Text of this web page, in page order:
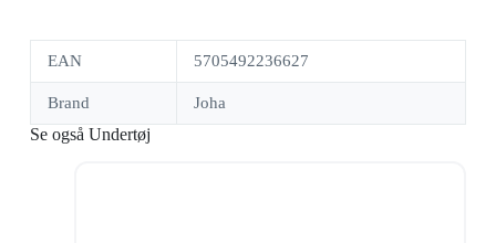
EAN 5705492236627
Brand Joha
Se også Undertøj